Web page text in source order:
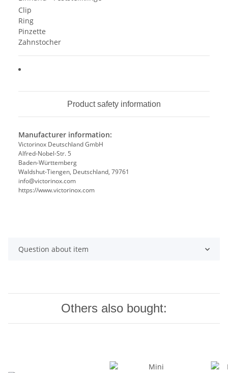
Clip
Ring
Pinzette
Zahnstocher
Product safety information
Manufacturer information:
Victorinox Deutschland GmbH
Alfred-Nobel-Str. 5
Baden-Württemberg
Waldshut-Tiengen, Deutschland, 79761
info@victorinox.com
https://www.victorinox.com
Question about item
Others also bought: